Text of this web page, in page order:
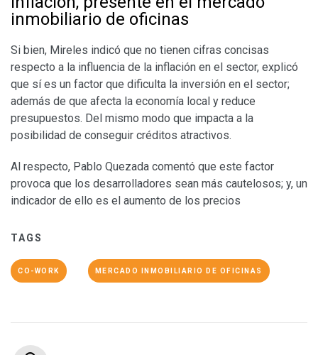
inmobiliario de oficinas
Si bien, Mireles indicó que no tienen cifras concisas
respecto a la influencia de la inflación en el sector, explicó
que sí es un factor que dificulta la inversión en el sector;
además de que afecta la economía local y reduce
presupuestos. Del mismo modo que impacta a la
posibilidad de conseguir créditos atractivos.
Al respecto, Pablo Quezada comentó que este factor
provoca que los desarrolladores sean más cautelosos; y, un
indicador de ello es el aumento de los precios
TAGS
CO-WORK MERCADO INMOBILIARIO DE OFICINAS